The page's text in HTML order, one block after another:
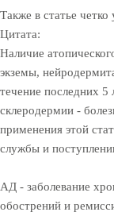
Также в статье четко
Цитата:
Наличие
экземы,
течение последних 5
склеродермии -
применения этой
службы и
АД - заболевание
обострений и